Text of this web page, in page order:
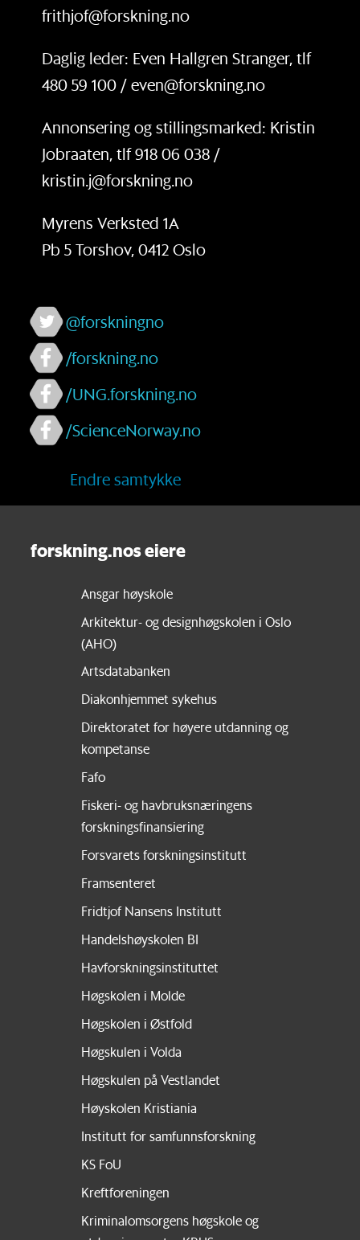
frithjof@forskning.no
Daglig leder: Even Hallgren Stranger, tlf
480 59 100 / even@forskning.no
Annonsering og stillingsmarked: Kristin
Jobraaten, tlf 918 06 038 /
kristin.j@forskning.no
Myrens Verksted 1A
Pb 5 Torshov, 0412 Oslo
@forskningno
/forskning.no
/UNG.forskning.no
/ScienceNorway.no
Endre samtykke
forskning.nos eiere
Ansgar høyskole
Arkitektur- og designhøgskolen i Oslo
(AHO)
Artsdatabanken
Diakonhjemmet sykehus
Direktoratet for høyere utdanning og
kompetanse
Fafo
Fiskeri- og havbruksnæringens
forskningsfinansiering
Forsvarets forskningsinstitutt
Framsenteret
Fridtjof Nansens Institutt
Handelshøyskolen BI
Havforskningsinstituttet
Høgskolen i Molde
Høgskolen i Østfold
Høgskulen i Volda
Høgskulen på Vestlandet
Høyskolen Kristiania
Institutt for samfunnsforskning
KS FoU
Kreftforeningen
Kriminalomsorgens høgskole og